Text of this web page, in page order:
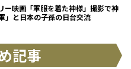
ー映画「軍服を着た神様」撮影で神
」と日本の子孫の日台交流
記事